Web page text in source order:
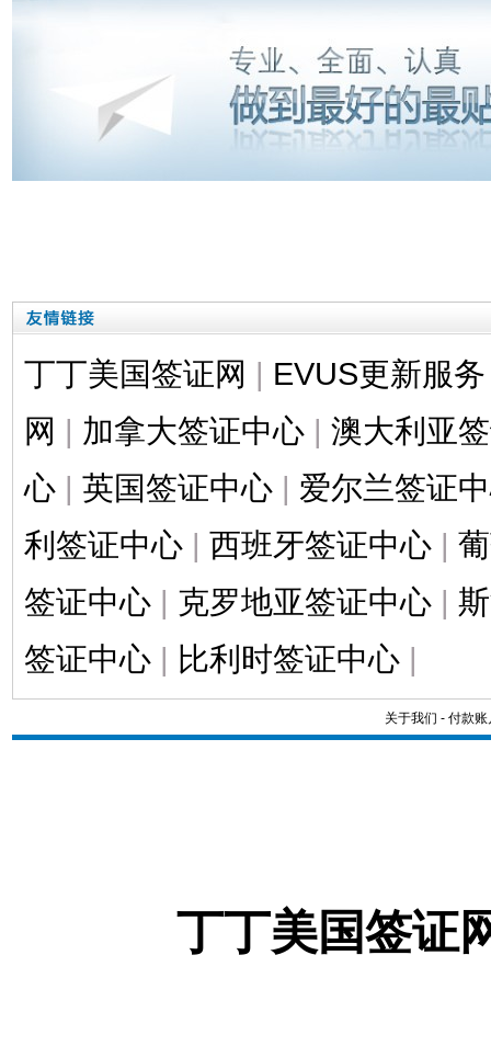
丁丁美国签证网 | EVUS更新服务
网 | 加拿大签证中心 | 澳大利亚
心 | 英国签证中心 | 爱尔兰签证
利签证中心 | 西班牙签证中心 |
签证中心 | 克罗地亚签证中心 |
签证中心 | 比利时签证中心 |
关于我们 - 付款账
丁丁美国签证